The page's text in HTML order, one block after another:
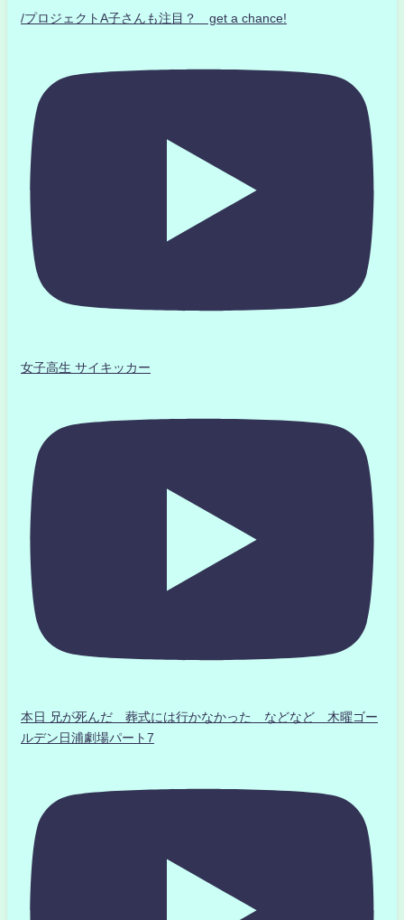
/プロジェクトA子さんも注目？ get a chance!
女子高生 サイキッカー
本日 兄が死んだ 葬式には行かなかった などなど 木曜ゴー
ルデン日浦劇場パート7